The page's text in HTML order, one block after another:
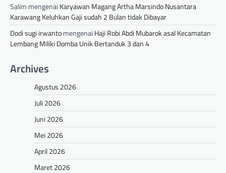
Salim mengenai Karyawan Magang Artha Marsindo Nusantara
Karawang Keluhkan Gaji sudah 2 Bulan tidak Dibayar
Dodi sugi irwantomengenai Haji Robi Abdi Mubarok asal Kecamatan
Lembang Miliki Domba Unik Bertanduk 3 dan 4
Archives
Agustus 2026
Juli 2026
Juni 2026
Mei 2026
April 2026
Maret 2026